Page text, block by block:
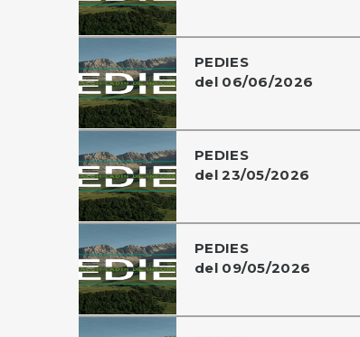
PEDIES
del 06/06/2026
PEDIES
del 23/05/2026
PEDIES
del 09/05/2026